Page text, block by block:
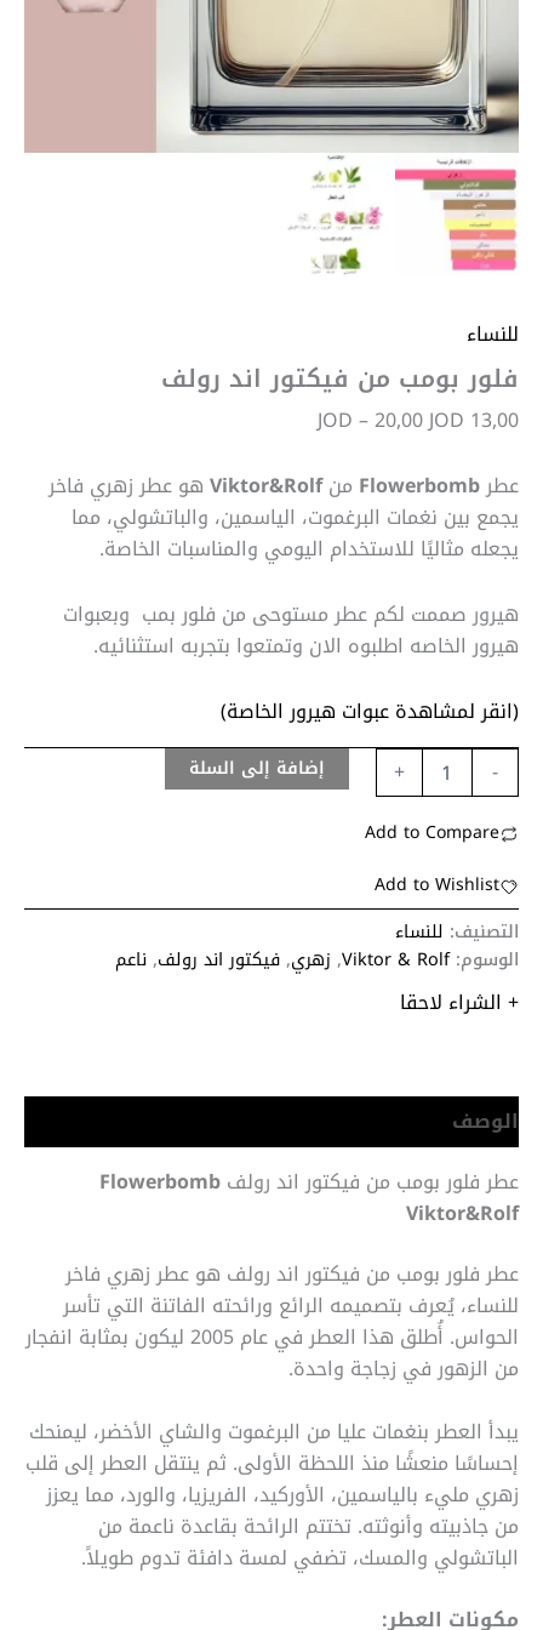
للنساء
فلور بومب من فيكتور اند رولف
13,00
JOD–20,00JOD
عطرFlowerbomb منViktor&Rolfهو عطر زهري فاخر
يجمع بين نغمات البرغموت، الياسمين، والباتشولي، مما
يجعله مثاليًا للاستخدام اليومي والمناسبات الخاصة.
هيرور صممت لكم عطر مستوحى من فلور بمب وبعبوات
هيرور الخاصه اطلبوه الان وتمتعوا بتجربه استثنائيه.
(انقر لمشاهدة عبوات هيرور الخاصة)
-
+
إضافة إلى السلة
Add to Compare
Add to Wishlist
التصنيف: للنساء
الوسوم:Viktor & Rolf
, زهري,فيكتور اند رولف,ناعم
+ الشراء لاحقا
الوصف
عطر فلور بومب من فيكتور اند رولفFlowerbomb
Viktor&Rolf
عطر فلور بومب من فيكتور اند رولف هو عطر زهري فاخر
للنساء، يُعرف بتصميمه الرائع ورائحته الفاتنة التي تأسر
الحواس. أُطلق هذا العطر في عام 2005 ليكون بمثابة انفجار
من الزهور في زجاجة واحدة.
يبدأ العطر بنغمات عليا من البرغموت والشاي الأخضر، ليمنحك
إحساسًا منعشًا منذ اللحظة الأولى. ثم ينتقل العطر إلى قلب
زهري مليء بالياسمين، الأوركيد، الفريزيا، والورد، مما يعزز
من جاذبيته وأنوثته. تختتم الرائحة بقاعدة ناعمة من
الباتشولي والمسك، تضفي لمسة دافئة تدوم طويلاً.
مكونات العطر: